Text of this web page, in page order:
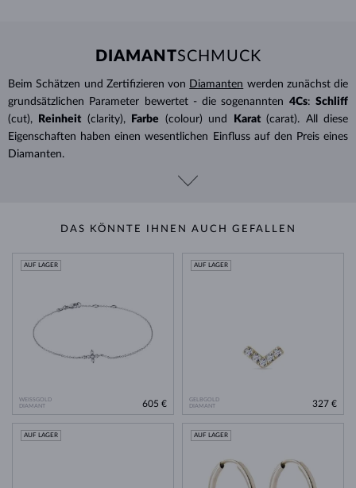
DIAMANTSCHMUCK
Beim Schätzen und Zertifizieren von Diamanten werden zunächst die
grundsätzlichen Parameter bewertet - die sogenannten 4Cs: Schliff
(cut),
Reinheit (clarity), Farbe (colour) und Karat (carat). All diese
Eigenschaften haben einen wesentlichen Einfluss auf den Preis eines
Diamanten.
DAS KÖNNTE IHNEN AUCH GEFALLEN
WEISSGOLD
DIAMANT
AUF LAGER
605 €
GELBGOLD
DIAMANT
AUF LAGER
327 €
AUF LAGER AUF LAGER